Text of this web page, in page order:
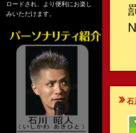
ロードされ、より便利にお楽し
みいただけます。
石